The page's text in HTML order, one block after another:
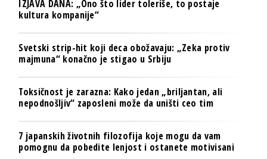
IZJAVA DANA: „Ono što lider toleriše, to postaje
kultura kompanije“
Svetski strip-hit koji deca obožavaju: „Zeka protiv
majmuna“ konačno je stigao u Srbiju
Toksičnost je zarazna: Kako jedan „briljantan, ali
nepodnošljiv“ zaposleni može da uništi ceo tim
7 japanskih životnih filozofija koje mogu da vam
pomognu da pobedite lenjost i ostanete motivisani